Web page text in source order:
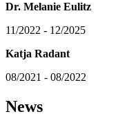
Dr. Melanie Eulitz
11/2022 - 12/2025
Katja Radant
08/2021 - 08/2022
News